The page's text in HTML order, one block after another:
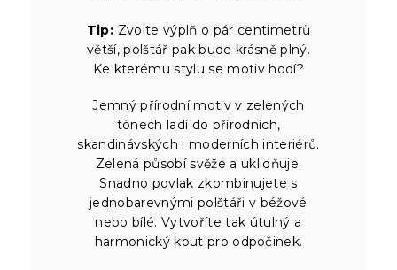
Tip: Zvolte výplň o pár centimetrů
větší, polštář pak bude krásně plný.
Ke kterému stylu se motiv hodí?
Jemný přírodní motiv v zelených
tónech ladí do přírodních,
skandinávských i moderních interiérů.
Zelená působí svěže a uklidňuje.
Snadno povlak zkombinujete s
jednobarevnými polštáři v béžové
nebo bílé. Vytvoříte tak útulný a
harmonický kout pro odpočinek.